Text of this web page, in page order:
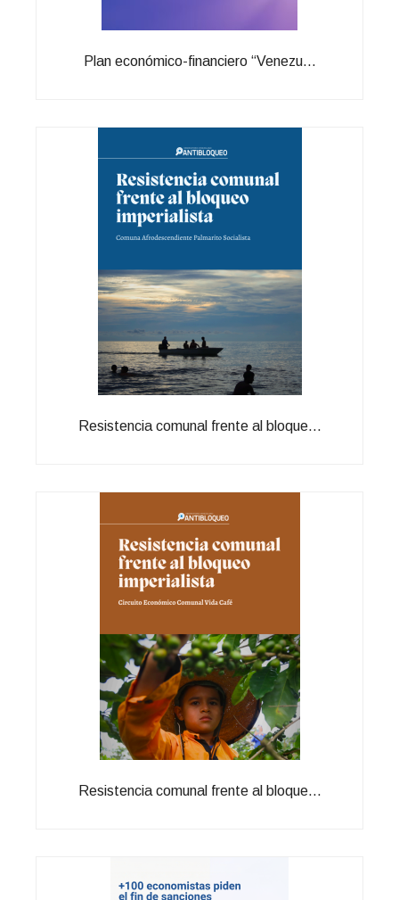
Plan económico-financiero “Venezu...
Resistencia comunal frente al bloque...
Resistencia comunal frente al bloque...